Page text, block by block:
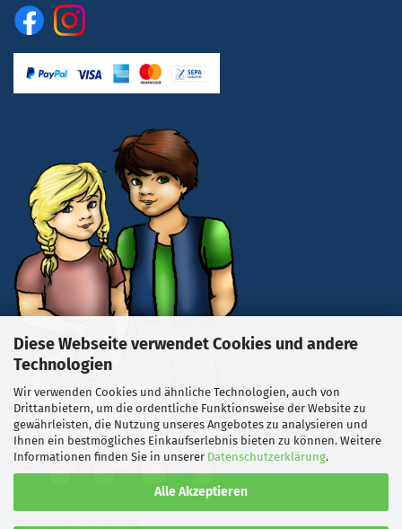
Diese Webseite verwendet Cookies und andere
Technologien
Wir verwenden Cookies und ähnliche Technologien, auch von
Drittanbietern, um die ordentliche Funktionsweise der Website zu
gewährleisten, die Nutzung unseres Angebotes zu analysieren und
Ihnen ein bestmögliches Einkaufserlebnis bieten zu können. Weitere
Informationen finden Sie in unserer Datenschutzerklärung.
Alle Akzeptieren